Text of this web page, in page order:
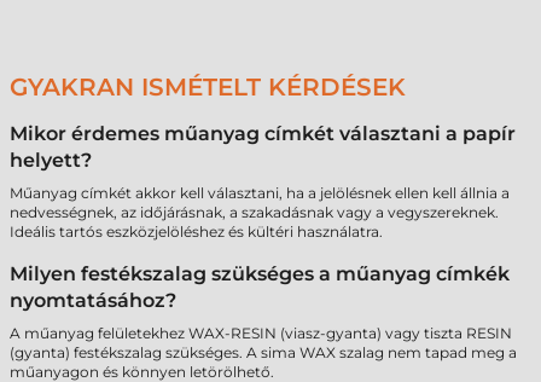
GYAKRAN ISMÉTELT KÉRDÉSEK
Mikor érdemes műanyag címkét választani a papír
helyett?
Műanyag címkét akkor kell választani, ha a jelölésnek ellen kell állnia a
nedvességnek, az időjárásnak, a szakadásnak vagy a vegyszereknek.
Ideális tartós eszközjelöléshez és kültéri használatra.
Milyen festékszalag szükséges a műanyag címkék
nyomtatásához?
A műanyag felületekhez WAX-RESIN (viasz-gyanta) vagy tiszta RESIN
(gyanta) festékszalag szükséges. A sima WAX szalag nem tapad meg a
műanyagon és könnyen letörölhető.